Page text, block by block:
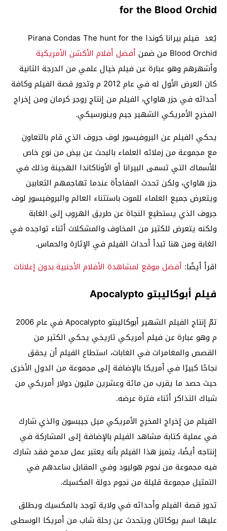
for the Blood Orchid
يُعد فيلم بيرانا كوندا Pirana Condas The hunt for the
Blood Orchid من ضمن
أفضل أفلام الأكشن الأمريكية
وأشهرهم وهو عبارة عن فيلم خيال علمي من الدرجة الثانية
كان العرض الأول له في عام 2012 م وتدور قصة الفيلم وكافة
أحداثه في جزر هاواي، الفيلم من إنتاج روجر كرمان ومن إخراج
المخرج الأمريكي الشهير جيم وينورسيكي.
يحكي الفيلم عن البروفيسور لوف جروف الذي قام بالتعاون
مع مجموعة من زملائه العلماء بالبحث عن بيض من نوع خاص
للأسماك التي تسمى البيرانا أو الأوناكاندا الهجينة وذلك في
جزر هاواي، ولكن تحدث المفاجأة عندما تهاجمهم الثعابين
ويتعرض جميع العلماء للموت باستثناء العالم والبروفيسور لوف
جروف الذي يستطيع النجاة عن طريق الهروب إلى الغابة
ولكنه يتعرض للكثير من المخاوف والمشكلات أثناء تواجده في
الغابة ومن هنا تبدأ أحداث الفيلم في الإثارة والحماس.
اقرأ أيضًا: أفضل موقع لمشاهدة الأفلام الأجنبية بدون إعلانات
فيلم أبوكاليبتو Apocalypto
تمّ إنتاج الفيلم الشهير أبوكاليبتو Apocalypto في عام 2006
م وهو عبارة عن فيلم أمريكي تاريخي يحكي الكثير من
القصص والمغامرات في الغابات، استطاع الفيلم أن يحقق
نجاحًا كبيرًا في أمريكا بالإضافة إلى مجموعة من الدول الأخرى
حيث حصد ما يقرب من مائة وعشرين مليون دولار أمريكي من
شباك التذاكر أثناء فترة عرضه.
الفيلم من إخراج المخرج الأمريكي ميل جيبسون والذي شارك
في عملية كتابة مشاهد الفيلم بالإضافة إلى المشاركة في
إنتاجه أيضًا، يتميز هذا الفيلم بأنه يعتبر عمل مدمج فقد شارك
فيه مجموعة من نجوم هوليود وفي المقابل ساعدهم في
التمثيل مجموعة قليلة من نجوم دولة المكسيك.
تدور قصة الفيلم وأحداثه في ولاية توجد بالمكسيك ويطلق
عليها اسم يوكاتان ويتحدث عن رحلة شاب من أمريكا الوسطى